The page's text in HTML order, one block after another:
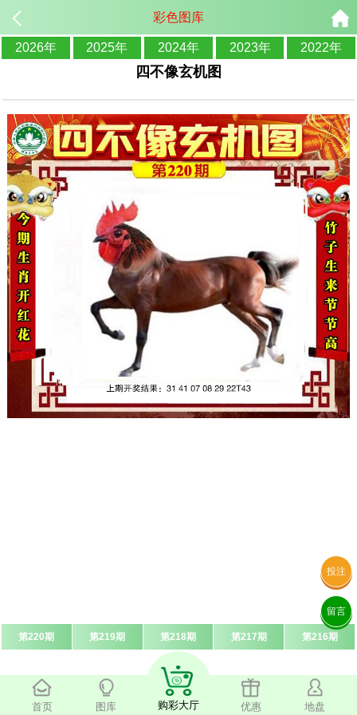
彩色图库
2026年 2025年 2024年 2023年 2022年
四不像玄机图
第220期 第219期 第218期 第217期 第216期
首页 图库 购彩大厅 优惠 地盘
投注
留言